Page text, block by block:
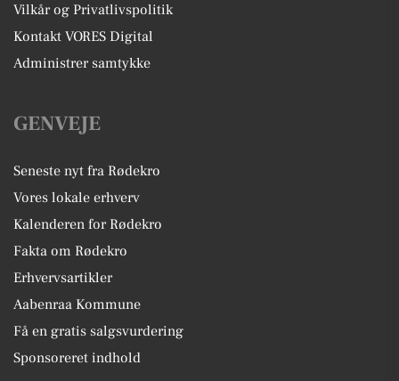
Vilkår og Privatlivspolitik
Kontakt VORES Digital
Administrer samtykke
GENVEJE
Seneste nyt fra Rødekro
Vores lokale erhverv
Kalenderen for Rødekro
Fakta om Rødekro
Erhvervsartikler
Aabenraa Kommune
Få en gratis salgsvurdering
Sponsoreret indhold